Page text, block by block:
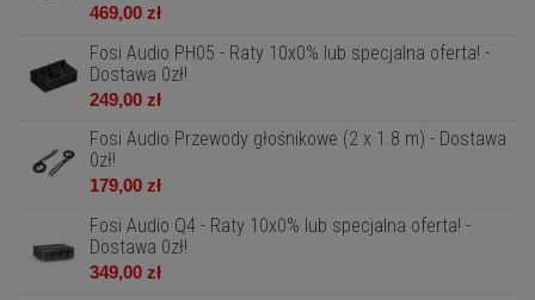
469,00 zł
Fosi Audio PH05 - Raty 10x0% lub specjalna oferta! -
Dostawa 0zł!
249,00 zł
Fosi Audio Przewody głośnikowe (2 x 1.8 m) - Dostawa
0zł!
179,00 zł
Fosi Audio Q4 - Raty 10x0% lub specjalna oferta! -
Dostawa 0zł!
349,00 zł